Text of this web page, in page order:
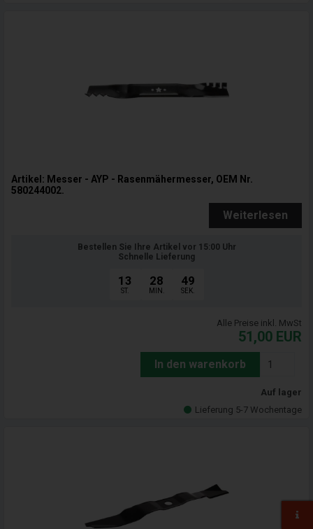
Artikel: Messer - AYP - Rasenmähermesser, OEM Nr.
580244002.
Weiterlesen
Bestellen Sie Ihre Artikel vor 15:00 Uhr
Schnelle Lieferung
13
ST.
28
MIN.
47
SEK.
Alle Preise inkl. MwSt
51,00 EUR
In den warenkorb
Auf lager
Lieferung 5-7 Wochentage